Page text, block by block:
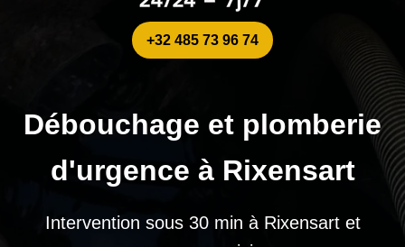
+32 485 73 96 74
Débouchage et plomberie
d'urgence à Rixensart
Intervention sous 30 min à Rixensart et